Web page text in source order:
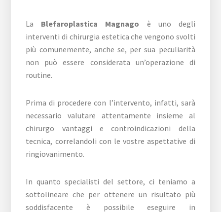
La Blefaroplastica Magnago è uno degli
interventi di chirurgia estetica che vengono svolti
più comunemente, anche se, per sua peculiarità
non può essere considerata un’operazione di
routine.
Prima di procedere con l’intervento, infatti, sarà
necessario valutare attentamente insieme al
chirurgo vantaggi e controindicazioni della
tecnica, correlandoli con le vostre aspettative di
ringiovanimento.
In quanto specialisti del settore, ci teniamo a
sottolineare che per ottenere un risultato più
soddisfacente è possibile eseguire in